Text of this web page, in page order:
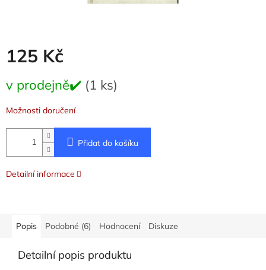
125 Kč
cena:
v prodejně✔️ (1 ks)
Možnosti doručení
Přidat do košíku
Detailní informace
Popis Podobné (6) Hodnocení Diskuze
Detailní popis produktu